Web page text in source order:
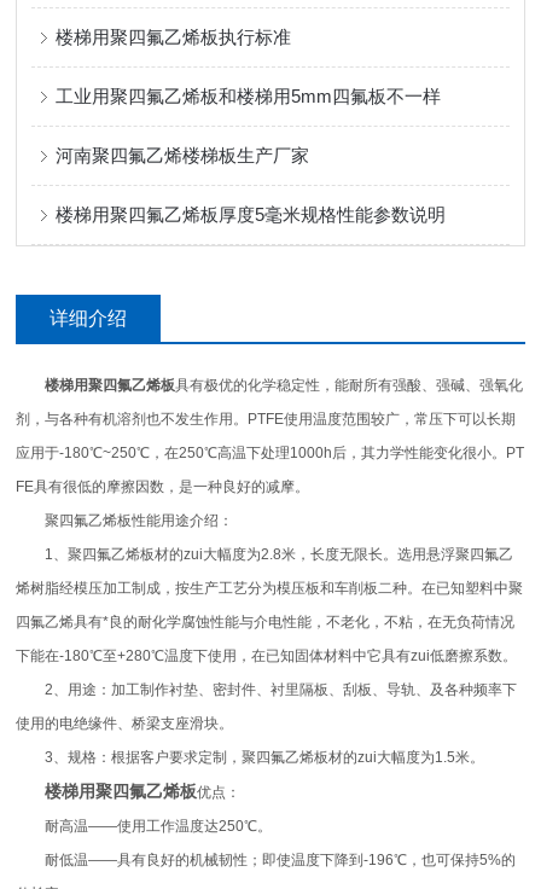
楼梯用聚四氟乙烯板执行标准
工业用聚四氟乙烯板和楼梯用5mm四氟板不一样
河南聚四氟乙烯楼梯板生产厂家
楼梯用聚四氟乙烯板厚度5毫米规格性能参数说明
详细介绍
楼梯用聚四氟乙烯板具有极优的化学稳定性，能耐所有强酸、强碱、强氧化
剂，与各种有机溶剂也不发生作用。PTFE使用温度范围较广，常压下可以长期
应用于-180℃~250℃，在250℃高温下处理1000h后，其力学性能变化很小。PT
FE具有很低的摩擦因数，是一种良好的减摩。
聚四氟乙烯板性能用途介绍：
1、聚四氟乙烯板材的zui大幅度为2.8米，长度无限长。选用悬浮聚四氟乙
烯树脂经模压加工制成，按生产工艺分为模压板和车削板二种。在已知塑料中聚
四氟乙烯具有*良的耐化学腐蚀性能与介电性能，不老化，不粘，在无负荷情况
下能在-180℃至+280℃温度下使用，在已知固体材料中它具有zui低磨擦系数。
2、用途：加工制作衬垫、密封件、衬里隔板、刮板、导轨、及各种频率下
使用的电绝缘件、桥梁支座滑块。
3、规格：根据客户要求定制，聚四氟乙烯板材的zui大幅度为1.5米。
楼梯用聚四氟乙烯板优点：
耐高温——使用工作温度达250℃。
耐低温——具有良好的机械韧性；即使温度下降到-196℃，也可保持5%的